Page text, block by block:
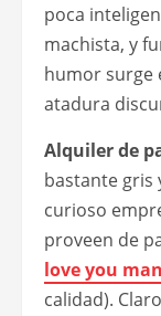
poca
machista, y
humor surge
atadura
Alquiler de
bastante gris
curioso
proveen de
love you man
calidad).